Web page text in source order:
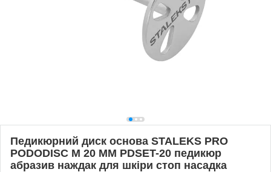
Педикюрний диск основа STALEKS PRO
PODODISC M 20 ММ PDSET-20 педикюр
абразив наждак для шкіри стоп насадка